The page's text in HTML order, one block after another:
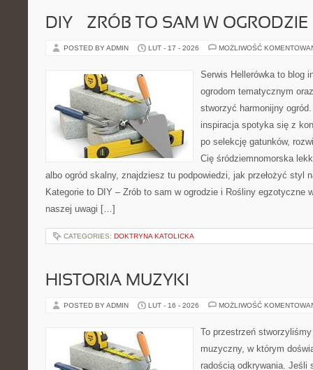
DIY – ZRÓB TO SAM W OGRODZIE
POSTED BY ADMIN LUT - 17 - 2026 MOŻLIWOŚĆ
Serwis Hellerówka to blog
ogrodom tematycznym
stworzyć harmonijny
inspiracja spotyka się z
po selekcję gatunków,
Cię śródziemnomorska
albo ogród skalny, znajdziesz tu podpowiedzi, jak przełożyć styl
Kategorie to DIY – Zrób to sam w ogrodzie i Rośliny egzotyczne
naszej uwagi […]
CATEGORIES: DOKTRYNA KATOLICKA
HISTORIA MUZYKI
POSTED BY ADMIN LUT - 16 - 2026 MOŻLIWOŚĆ
To przestrzeń
muzyczny, w którym
radością odkrywania. Jeśli